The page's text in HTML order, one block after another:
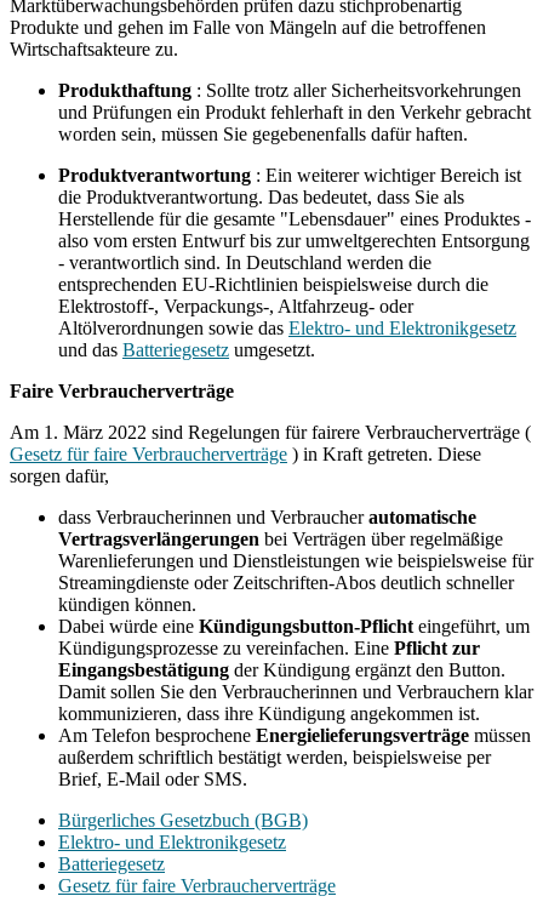
Marktüberwachungsbehörden prüfen dazu stichprobenartig
Produkte und gehen im Falle von Mängeln auf die betroffenen
Wirtschaftsakteure zu.
Produkthaftung : Sollte trotz aller Sicherheitsvorkehrungen
und Prüfungen ein Produkt fehlerhaft in den Verkehr gebracht
worden sein, müssen Sie gegebenenfalls dafür haften.
Produktverantwortung : Ein weiterer wichtiger Bereich ist
die Produktverantwortung. Das bedeutet, dass Sie als
Herstellende für die gesamte "Lebensdauer" eines Produktes -
also vom ersten Entwurf bis zur umweltgerechten Entsorgung
- verantwortlich sind. In Deutschland werden die
entsprechenden EU-Richtlinien beispielsweise durch die
Elektrostoff-, Verpackungs-, Altfahrzeug- oder
Altölverordnungen sowie das Elektro- und Elektronikgesetz
und das Batteriegesetz umgesetzt.
Faire Verbraucherverträge
Am 1. März 2022 sind Regelungen für fairere Verbraucherverträge (
Gesetz für faire Verbraucherverträge ) in Kraft getreten. Diese
sorgen dafür,
dass Verbraucherinnen und Verbraucherautomatische
Vertragsverlängerungen bei Verträgen über regelmäßige
Warenlieferungen und Dienstleistungen wie beispielsweise für
Streamingdienste oder Zeitschriften-Abos deutlich schneller
kündigen können.
Dabei würde eine Kündigungsbutton-Pflicht eingeführt, um
Kündigungsprozesse zu vereinfachen. Eine Pflicht zur
Eingangsbestätigung der Kündigung ergänzt den Button.
Damit sollen Sie den Verbraucherinnen und Verbrauchern klar
kommunizieren, dass ihre Kündigung angekommen ist.
Am Telefon besprochene Energielieferungsverträge müssen
außerdem schriftlich bestätigt werden, beispielsweise per
Brief, E-Mail oder SMS.
Bürgerliches Gesetzbuch (BGB)
Elektro- und Elektronikgesetz
Batteriegesetz
Gesetz für faire Verbraucherverträge